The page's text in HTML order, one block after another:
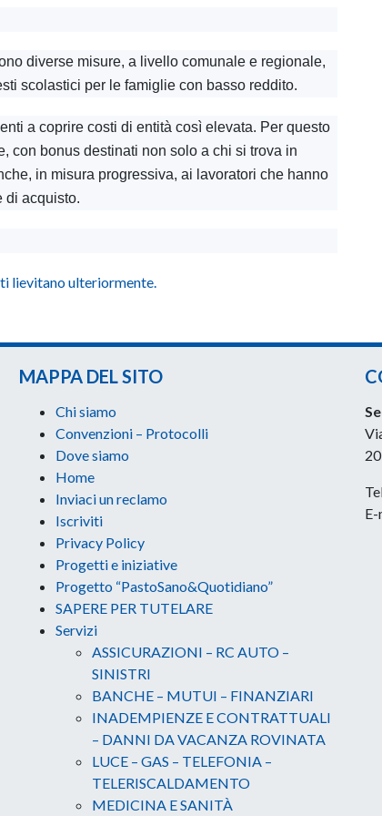
diverse misure, a livello comunale e regionale,
scolastici per le famiglie con basso reddito.
a coprire costi di entità così elevata. Per questo
con bonus destinati non solo a chi si trova in
in misura progressiva, ai lavoratori che hanno
di acquisto.
lievitano ulteriormente.
MAPPA DEL SITO
Chi siamo
Convenzioni – Protocolli
Dove siamo
Home
Inviaci un reclamo
Iscriviti
Privacy Policy
Progetti e iniziative
Progetto “PastoSano&Quotidiano”
SAPERE PER TUTELARE
Servizi
ASSICURAZIONI – RC AUTO –
SINISTRI
BANCHE – MUTUI – FINANZIARI
INADEMPIENZE E CONTRATTUALI
– DANNI DA VACANZA ROVINATA
LUCE – GAS – TELEFONIA –
TELERISCALDAMENTO
MEDICINA E SANITÀ
E-